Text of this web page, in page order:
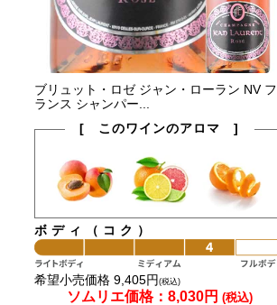
ブリュット・ロゼ ジャン・ローラン NV フ
ランス シャンパー...
[ このワインのアロマ ]
ボディ（コク）
希望小売価格 9,405円 (税込)
ソムリエ価格： 8,030円 (税込)